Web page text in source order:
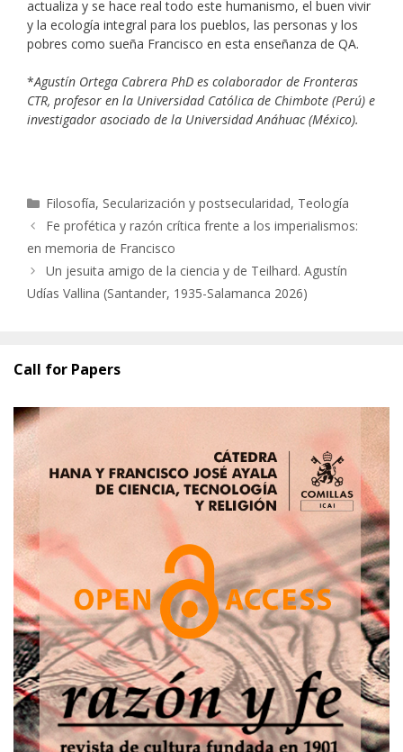
actualiza y se hace real todo este humanismo, el buen vivir
y la ecología integral para los pueblos, las personas y los
pobres como sueña Francisco en esta enseñanza de QA.
*Agustín Ortega Cabrera PhD es colaborador de Fronteras
CTR, profesor en la Universidad Católica de Chimbote (Perú) e
investigador asociado de la Universidad Anáhuac (México).
Categorías
Filosofía, Secularización y postsecularidad, Teología
Fe profética y razón crítica frente a los imperialismos:
en memoria de Francisco
Un jesuita amigo de la ciencia y de Teilhard. Agustín
Udías Vallina (Santander, 1935-Salamanca 2026)
Call for Papers